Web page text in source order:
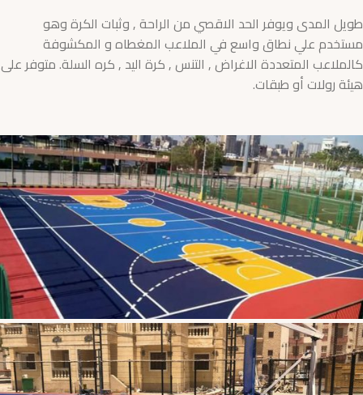
طويل المدى ويوفر الحد الاقصي من الراحة , وثبات الكرة وهو
مستخدم علي نطاق واسع في الملاعب المغطاه و المكشوفة
كالملاعب المتعددة الاغراض , التنس , كرة اليد , كره السلة. متوفر على
هيئة رولات أو طبقات.